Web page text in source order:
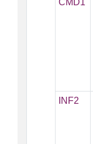
CMD1
INF2